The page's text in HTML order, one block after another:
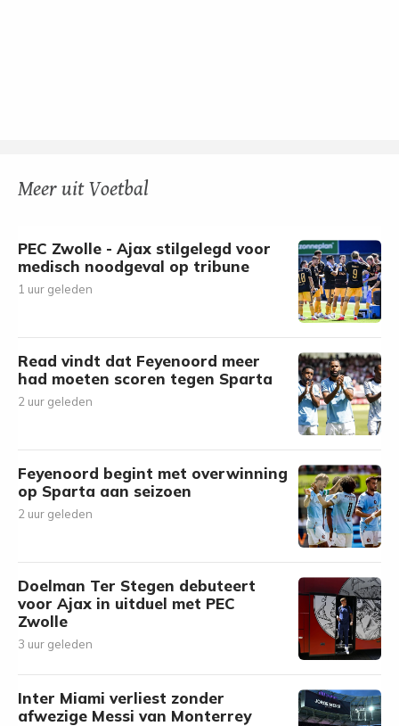
Meer uit Voetbal
PEC Zwolle - Ajax stilgelegd voor
medisch noodgeval op tribune
1 uur geleden
Read vindt dat Feyenoord meer
had moeten scoren tegen Sparta
2 uur geleden
Feyenoord begint met overwinning
op Sparta aan seizoen
2 uur geleden
Doelman Ter Stegen debuteert
voor Ajax in uitduel met PEC
Zwolle
3 uur geleden
Inter Miami verliest zonder
afwezige Messi van Monterrey